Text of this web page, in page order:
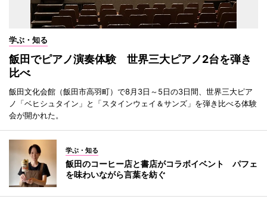
学ぶ・知る
飯田でピアノ演奏体験 世界三大ピアノ2台を弾き
比べ
飯田文化会館（飯田市高羽町）で8月3日～5日の3日間、世界三大ピア
ノ「ベヒシュタイン」と「スタインウェイ＆サンズ」を弾き比べる体験
会が開かれた。
学ぶ・知る
飯田のコーヒー店と書店がコラボイベント パフェ
を味わいながら言葉を紡ぐ